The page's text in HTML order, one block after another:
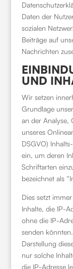
Daten der
sozialen
Beiträge auf
Nachrichten
UND
Wir setzen
Grundlage
an der Analyse,
unseres
DSGVO)
ein, um deren
Schriftarten
bezeichnet als
Dies setzt
Inhalte, die IP-
ohne die IP-
senden
Darstellung
nur solche
die IP-Adresse